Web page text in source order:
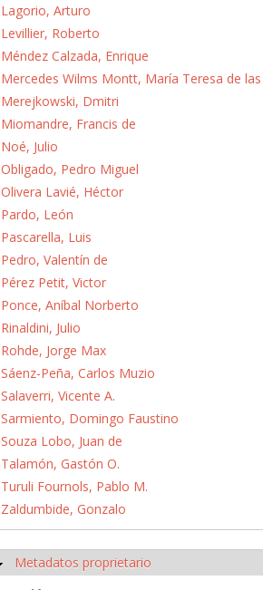
Lagorio, Arturo
Levillier, Roberto
Méndez Calzada, Enrique
Mercedes Wilms Montt, María Teresa de las
Merejkowski, Dmitri
Miomandre, Francis de
Noé, Julio
Obligado, Pedro Miguel
Olivera Lavié, Héctor
Pardo, León
Pascarella, Luis
Pedro, Valentín de
Pérez Petit, Victor
Ponce, Aníbal Norberto
Rinaldini, Julio
Rohde, Jorge Max
Sáenz-Peña, Carlos Muzio
Salaverri, Vicente A.
Sarmiento, Domingo Faustino
Souza Lobo, Juan de
Talamón, Gastón O.
Turuli Fournols, Pablo M.
Zaldumbide, Gonzalo
Ocultar
Metadatos proprietario